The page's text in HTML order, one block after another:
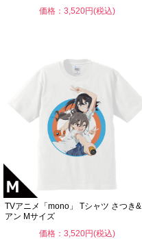
価格：3,520円(税込)
TVアニメ「mono」 Tシャツ さつき&
アン Mサイズ
価格：3,520円(税込)